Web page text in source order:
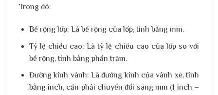
Trong đó:
Bề rộng lốp: Là bề rộng của lốp, tính bằng mm.
Tỷ lệ chiều cao: Là tỷ lệ chiều cao của lốp so với
bề rộng, tính bằng phần trăm.
Đường kính vành: Là đường kính của vành xe, tính
bằng inch, cần phải chuyển đổi sang mm (1 inch =